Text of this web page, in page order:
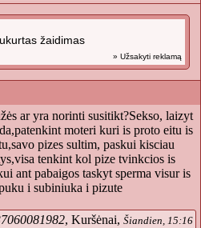
žaidimas
» Užsakyti reklamą
ar yra norinti susitikt?Sekso, laizyt
moteri kuri is proto eitu is
pizes sultim, paskui kisciau
tenkint kol pize tvinkcios is
ant pabaigos taskyt sperma visur is
i subiniuka i pizute
, Kuršėnai, Šiandien, 15:16